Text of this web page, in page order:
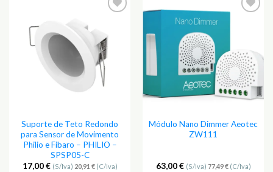
Favoritos
Suporte de Teto Redondo
para Sensor de Movimento
Philio e Fibaro – PHILIO –
SPSP05-C
17,00€ (S/Iva) 20,91 €(C/Iva)
Módulo Nano Dimmer Aeotec
ZW111
63,00€ (S/Iva) 77,49€(C/Iva)